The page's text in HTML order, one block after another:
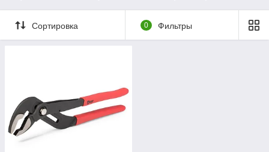
Сортировка 0 Фильтры